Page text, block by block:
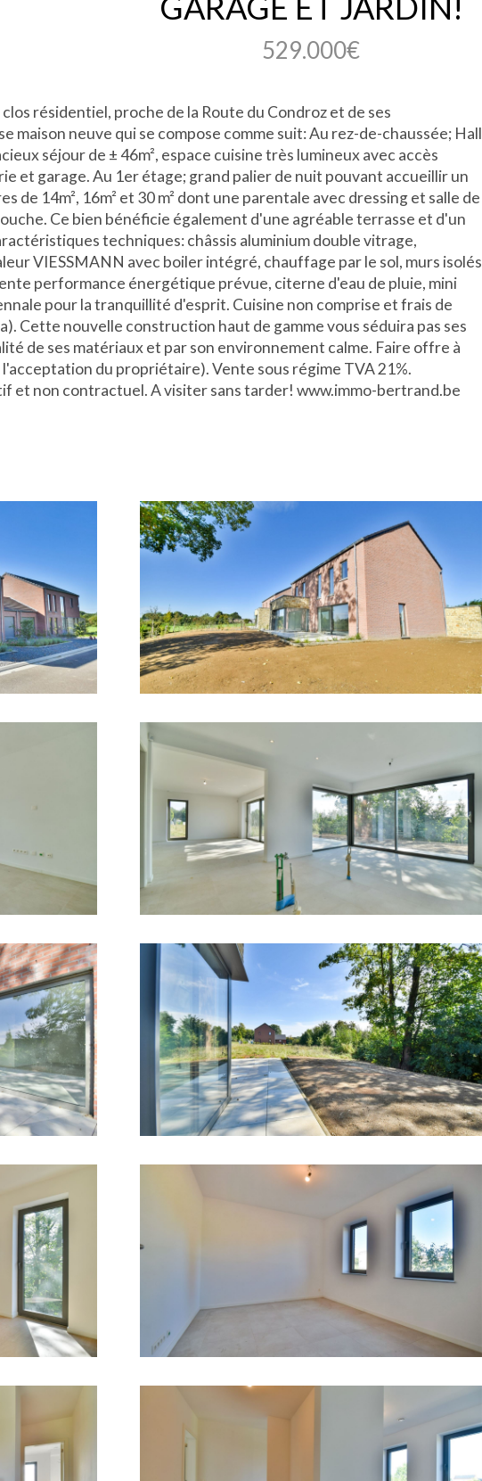
529.000€
résidentiel, proche de la Route du Condroz et de ses
maison neuve qui se compose comme suit: Au rez-de-chaussée; Hall
séjour de ± 46m², espace cuisine très lumineux avec accès
et garage. Au 1er étage; grand palier de nuit pouvant accueillir un
de 14m², 16m² et 30 m² dont une parentale avec dressing et salle de
Ce bien bénéficie également d'une agréable terrasse et d'un
techniques: châssis aluminium double vitrage,
VIESSMANN avec boiler intégré, chauffage par le sol, murs isolés
performance énergétique prévue, citerne d'eau de pluie, mini
pour la tranquillité d'esprit. Cuisine non comprise et frais de
Cette nouvelle construction haut de gamme vous séduira pas ses
de ses matériaux et par son environnement calme. Faire offre à
du propriétaire). Vente sous régime TVA 21%.
et non contractuel. A visiter sans tarder! www.immo-bertrand.be